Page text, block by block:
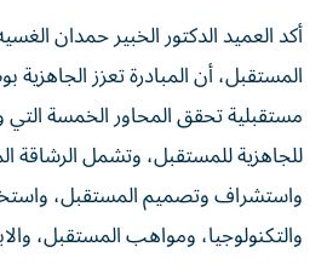
أكد العميد الدكتور الخبير حمدان
المستقبل، أن المبادرة تعزز الجاهزية
مستقبلية تحقق المحاور الخمسة
للجاهزية للمستقبل، وتشمل الرشاقة
واستشراف وتصميم المستقبل،
والتكنولوجيا، ومواهب المستقبل،